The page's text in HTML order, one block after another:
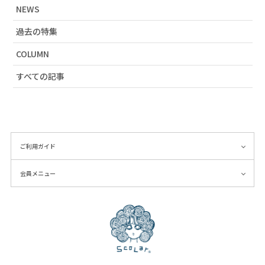
# 2019SS
# アーティストコラボ
# ラビル
# カタログ掲載
# 春物新作
# ワンピース
# 海柄
# ネオンカラー
NEWS
過去の特集
COLUMN
すべての記事
ご利用ガイド
会員メニュー